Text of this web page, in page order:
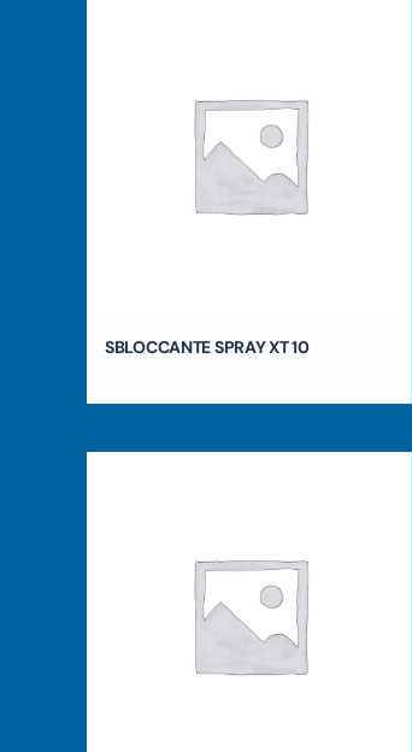
SBLOCCANTE SPRAY XT 10